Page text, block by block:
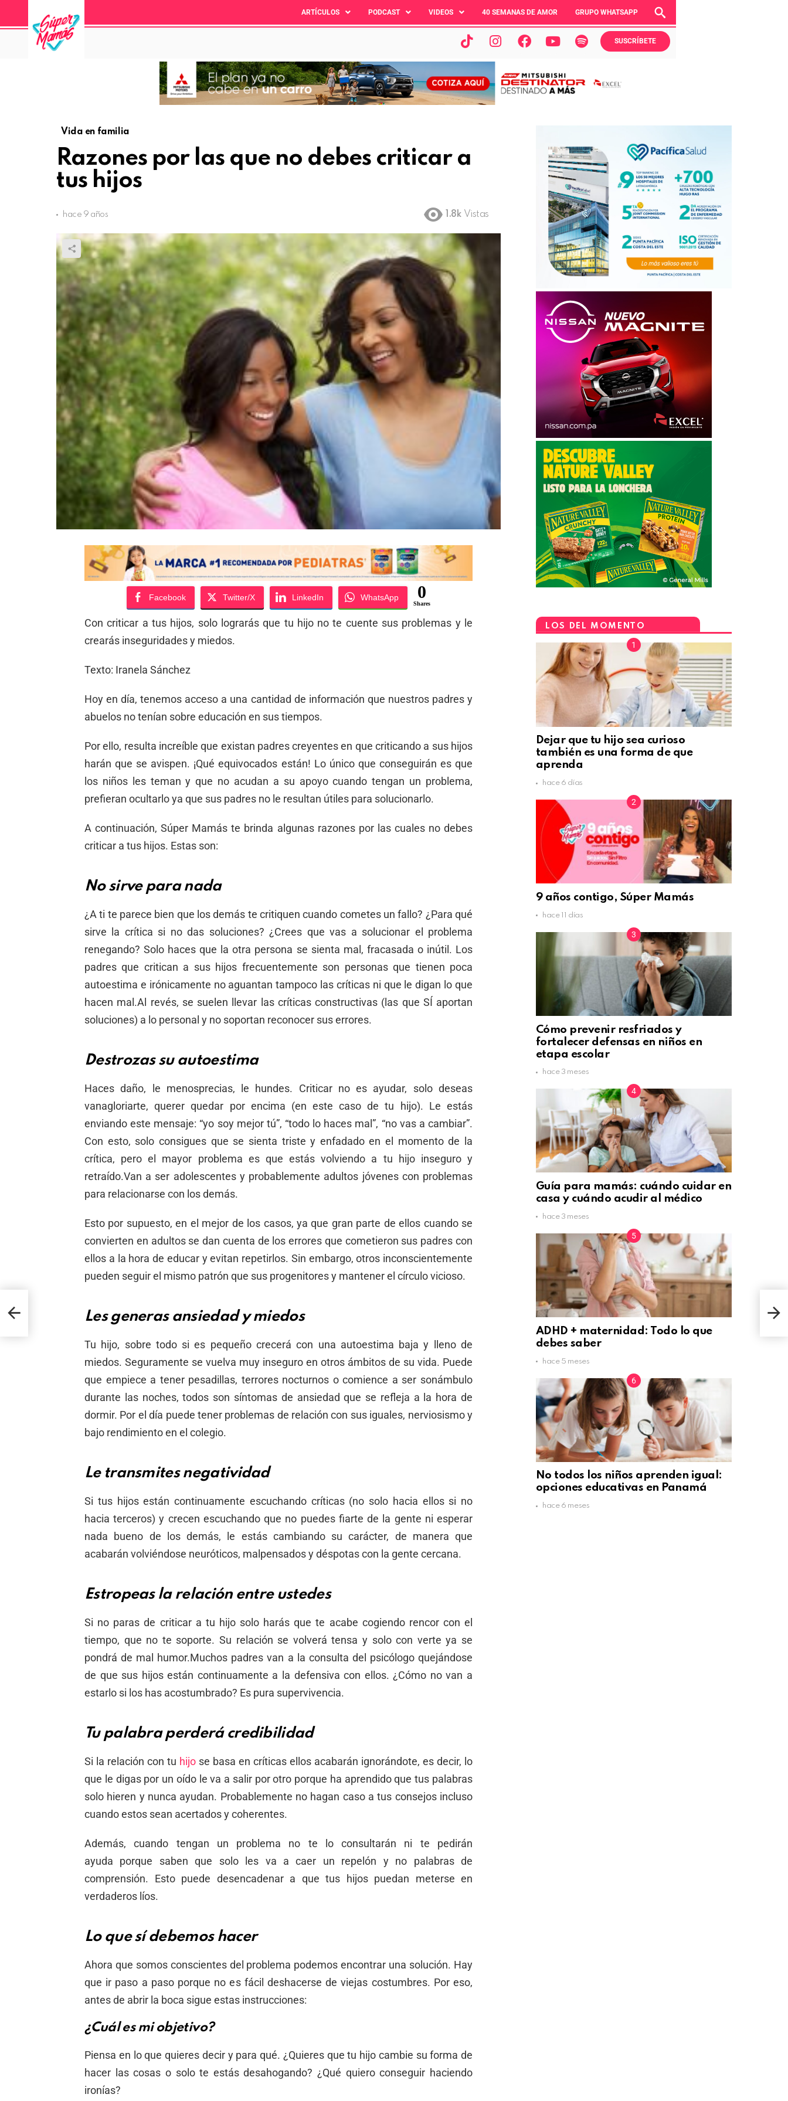
ARTÍCULOS PODCAST VIDEOS 40 SEMANAS DE AMOR GRUPO WHATSAPP
SUSCRÍBETE
Vida en familia
Razones por las que no debes criticar a
tus hijos
hace 9 años 1.8k Vistas
Facebook Twitter/X LinkedIn WhatsApp 0
Shares
Con criticar a tus hijos, solo lograrás que tu hijo no te cuente sus problemas y le
crearás inseguridades y miedos.
Texto: Iranela Sánchez
Hoy en día, tenemos acceso a una cantidad de información que nuestros padres y
abuelos no tenían sobre educación en sus tiempos.
Por ello, resulta increíble que existan padres creyentes en que criticando a sus hijos
harán que se avispen. ¡Qué equivocados están! Lo único que conseguirán es que
los niños les teman y que no acudan a su apoyo cuando tengan un problema,
prefieran ocultarlo ya que sus padres no le resultan útiles para solucionarlo.
A continuación, Súper Mamás te brinda algunas razones por las cuales no debes
criticar a tus hijos. Estas son:
No sirve para nada
¿A ti te parece bien que los demás te critiquen cuando cometes un fallo? ¿Para qué
sirve la crítica si no das soluciones? ¿Crees que vas a solucionar el problema
renegando? Solo haces que la otra persona se sienta mal, fracasada o inútil. Los
padres que critican a sus hijos frecuentemente son personas que tienen poca
autoestima e irónicamente no aguantan tampoco las críticas ni que le digan lo que
hacen mal.Al revés, se suelen llevar las críticas constructivas (las que SÍ aportan
soluciones) a lo personal y no soportan reconocer sus errores.
Destrozas su autoestima
Haces daño, le menosprecias, le hundes. Criticar no es ayudar, solo deseas
vanagloriarte, querer quedar por encima (en este caso de tu hijo). Le estás
enviando este mensaje: “yo soy mejor tú”, “todo lo haces mal”, “no vas a cambiar”.
Con esto, solo consigues que se sienta triste y enfadado en el momento de la
crítica, pero el mayor problema es que estás volviendo a tu hijo inseguro y
retraído.Van a ser adolescentes y probablemente adultos jóvenes con problemas
para relacionarse con los demás.
Esto por supuesto, en el mejor de los casos, ya que gran parte de ellos cuando se
convierten en adultos se dan cuenta de los errores que cometieron sus padres con
ellos a la hora de educar y evitan repetirlos. Sin embargo, otros inconscientemente
pueden seguir el mismo patrón que sus progenitores y mantener el círculo vicioso.
Les generas ansiedad y miedos
Tu hijo, sobre todo si es pequeño crecerá con una autoestima baja y lleno de
miedos. Seguramente se vuelva muy inseguro en otros ámbitos de su vida. Puede
que empiece a tener pesadillas, terrores nocturnos o comience a ser sonámbulo
durante las noches, todos son síntomas de ansiedad que se refleja a la hora de
dormir. Por el día puede tener problemas de relación con sus iguales, nerviosismo y
bajo rendimiento en el colegio.
Letransmites negatividad
Si tus hijos están continuamente escuchando críticas (no solo hacia ellos si no
hacia terceros) y crecen escuchando que no puedes fiarte de la gente ni esperar
nada bueno de los demás, le estás cambiando su carácter, de manera que
acabarán volviéndose neuróticos, malpensados y déspotas con la gente cercana.
Estropeas la relación entre ustedes
Si no paras de criticar a tu hijo solo harás que te acabe cogiendo rencor con el
tiempo, que no te soporte. Su relación se volverá tensa y solo con verte ya se
pondrá de mal humor.Muchos padres van a la consulta del psicólogo quejándose
de que sus hijos están continuamente a la defensiva con ellos. ¿Cómo no van a
estarlo si los has acostumbrado? Es pura supervivencia.
Tu palabra perderá credibilidad
Si la relación con tu hijo se basa en críticas ellos acabarán ignorándote, es decir, lo
que le digas por un oído le va a salir por otro porque ha aprendido que tus palabras
solo hieren y nunca ayudan. Probablemente no hagan caso a tus consejos incluso
cuando estos sean acertados y coherentes.
Además, cuando tengan un problema no te lo consultarán ni te pedirán
ayuda porque saben que solo les va a caer un repelón y no palabras de
comprensión. Esto puede desencadenar a que tus hijos puedan meterse en
verdaderos líos.
Lo que sí debemos hacer
Ahora que somos conscientes del problema podemos encontrar una solución. Hay
que ir paso a paso porque no es fácil deshacerse de viejas costumbres. Por eso,
antes de abrir la boca sigue estas instrucciones:
¿Cuál es mi objetivo?
Piensa en lo que quieres decir y para qué. ¿Quieres que tu hijo cambie su forma de
hacer las cosas o solo te estás desahogando? ¿Qué quiero conseguir haciendo
ironías?
10
sin
LOS DEL MOMENTO
Dejar que tu hijo sea curioso
también es una forma de que
aprenda
hace 6 días
9 años contigo, Súper Mamás
hace 11 días
Cómo prevenir resfriados y
fortalecer defensas en niños en
etapa escolar
hace 3 meses
Guía para mamás: cuándo cuidar en
casa y cuándo acudir al médico
hace 3 meses
ADHD + maternidad: Todo lo que
debes saber
hace 5 meses
No todos los niños aprenden igual:
opciones educativas en Panamá
hace 6 meses